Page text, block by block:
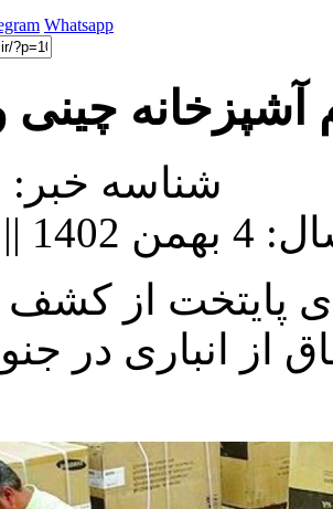
Whatsapp
شناسه خبر: 10672
11:22
از انباری در